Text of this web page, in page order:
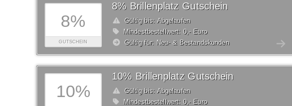
8%
GUTSCHEIN
8% Brillenplatz Gutschein
Gültig bis: Abgelaufen
Mindestbestellwert: 0,- Euro
Gültig für: Neu- & Bestandskunden
10%
10% Brillenplatz Gutschein
Gültig bis: Abgelaufen
Mindestbestellwert: 0,- Euro